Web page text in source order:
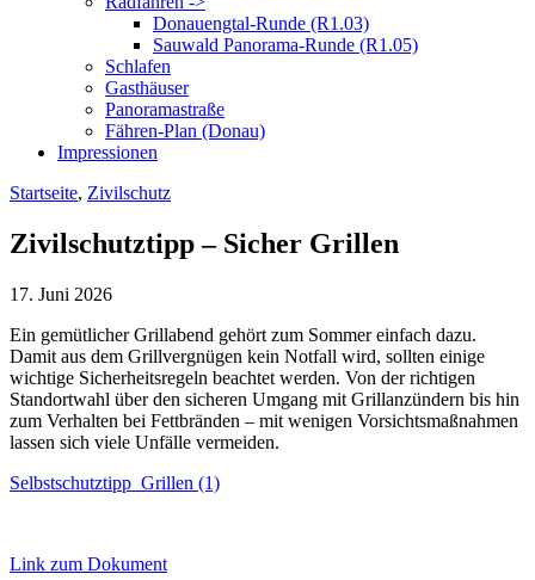
Donauengtal-Runde (R1.03)
Sauwald Panorama-Runde (R1.05)
Schlafen
Gasthäuser
Panoramastraße
Fähren-Plan (Donau)
Impressionen
Startseite, Zivilschutz
Zivilschutztipp – Sicher Grillen
17. Juni 2026
Ein gemütlicher Grillabend gehört zum Sommer einfach dazu.
Damit aus dem Grillvergnügen kein Notfall wird, sollten einige
wichtige Sicherheitsregeln beachtet werden. Von der richtigen
Standortwahl über den sicheren Umgang mit Grillanzündern bis hin
zum Verhalten bei Fettbränden – mit wenigen Vorsichtsmaßnahmen
lassen sich viele Unfälle vermeiden.
Selbstschutztipp_Grillen (1)
Link zum Dokument